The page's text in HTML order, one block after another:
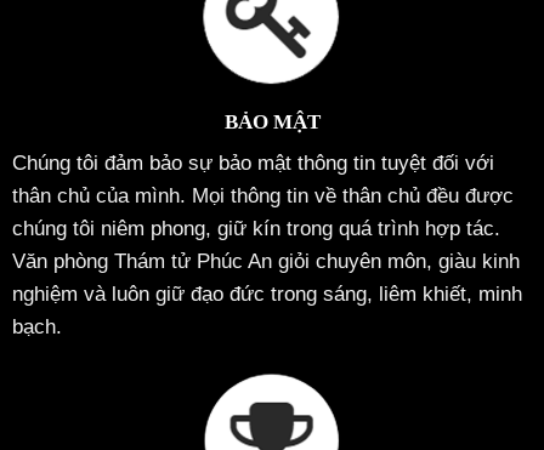
BẢO MẬT
Chúng tôi đảm bảo sự bảo mật thông tin tuyệt đối với
thân chủ của mình. Mọi thông tin về thân chủ đều được
chúng tôi niêm phong, giữ kín trong quá trình hợp tác.
Văn phòng Thám tử Phúc An giỏi chuyên môn, giàu kinh
nghiệm và luôn giữ đạo đức trong sáng, liêm khiết, minh
bạch.